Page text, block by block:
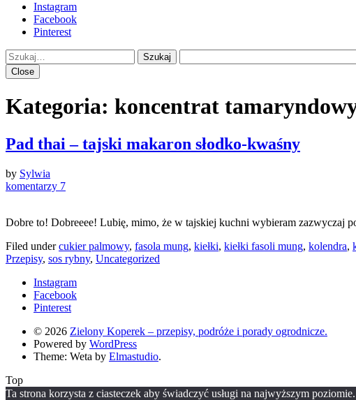
Instagram
Facebook
Pinterest
Szukaj
Close
Kategoria: koncentrat
Pad thai – tajski makaron słodko-kwaśny
by Sylwia
komentarzy 7
Dobre to! Dobreeee! Lubię, mimo, że w tajskiej kuchni wybieram zazwyczaj
Filed undercukier palmowy, fasola mung, kiełki, kiełki fasoli mung, kolendra,
Przepisy, sos rybny, Uncategorized
Instagram
Facebook
Pinterest
© 2026 Zielony Koperek – przepisy, podróże i porady ogrodnicze.
Powered by WordPress
Theme: Weta by Elmastudio.
Top
Ta strona korzysta z ciasteczek aby świadczyć usługi na najwyższym